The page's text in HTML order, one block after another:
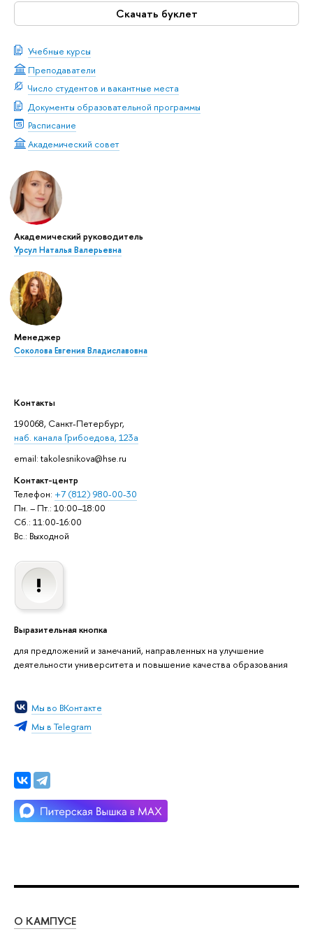
Скачать буклет
Учебные курсы
Преподаватели
Число студентов и вакантные места
Документы образовательной программы
Расписание
Академический совет
Академический руководитель
Урсул Наталья Валерьевна
Менеджер
Соколова Евгения Владиславовна
Контакты
190068, Санкт-Петербург,
наб. канала Грибоедова, 123а
email: takolesnikova@hse.ru
Контакт-центр
Телефон: +7 (812) 980-00-30
Пн. – Пт.: 10:00–18:00
Сб.: 11:00-16:00
Вс.: Выходной
Выразительная кнопка
для предложений и замечаний, направленных на улучшение
деятельности университета и повышение качества образования
Мы во ВКонтакте
Мы в Telegram
О КАМПУСЕ